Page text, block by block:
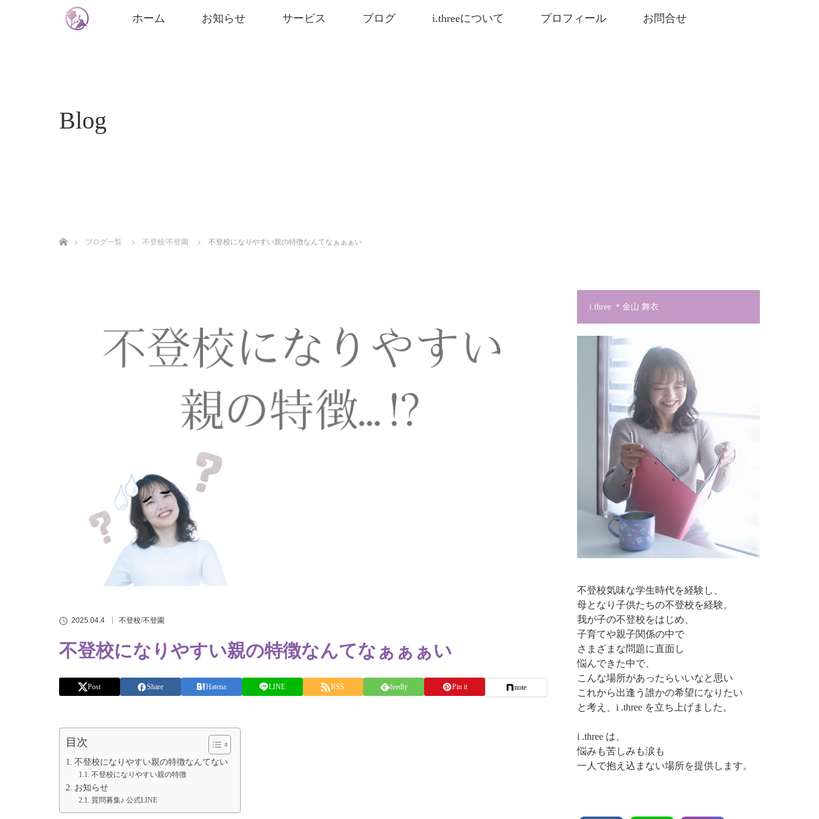
ホーム お知らせ サービス ブログ i.threeについて プロフィール お問合せ
Blog
ブログ一覧
不登校/不登園 不登校になりやすい親の特徴なんてなぁぁぁい
2025.04.4 不登校/不登園
不登校になりやすい親の特徴なんてなぁぁぁい
Post Share Hatena LINE RSS feedly Pin it note
目次
不登校になりやすい親の特徴なんてない
不登校になりやすい親の特徴
お知らせ
質問募集♪ 公式LINE
i.three ＊金山 舞衣
不登校気味な学生時代を経験し、
母となり子供たちの不登校を経験。
我が子の不登校をはじめ、
子育てや親子関係の中で
さまざまな問題に直面し
悩んできた中で、
こんな場所があったらいいなと思い
これから出逢う誰かの希望になりたい
と考え、i .three を立ち上げました。
i .three は、
悩みも苦しみも涙も
一人で抱え込まない場所を提供します。